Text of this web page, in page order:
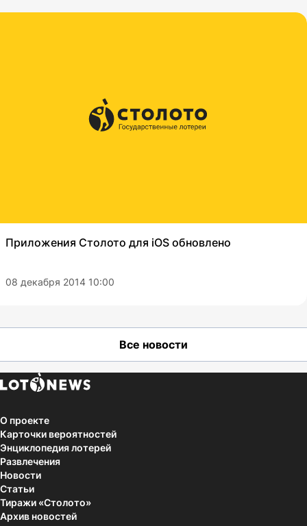
Приложения Столото для iOS обновлено
08 декабря 2014 10:00
Все новости
О проекте
Карточки вероятностей
Энциклопедия лотерей
Развлечения
Новости
Статьи
Тиражи «Столото»
Архив новостей